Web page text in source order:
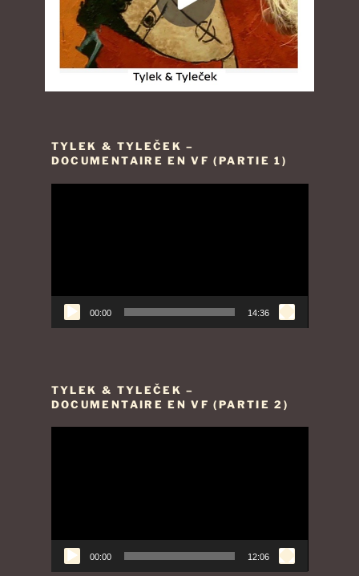
TYLEK & TYLEČEK –
DOCUMENTAIRE EN VF (PARTIE 1)
00:00 14:36
TYLEK & TYLEČEK –
DOCUMENTAIRE EN VF (PARTIE 2)
00:00 12:06